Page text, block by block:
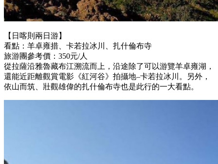
【日喀則兩日游】
看點：羊卓雍措、卡若拉冰川、扎什倫布寺
旅游團參考價：350元/人
從拉薩沿雅魯藏布江溯流而上，沿途除了可以游覽羊卓雍湖，
還能近距離觀賞電影《紅河谷》拍攝地–卡若拉冰川。另外，
依山而筑、壯觀雄偉的扎什倫布寺也是此行的一大看點。